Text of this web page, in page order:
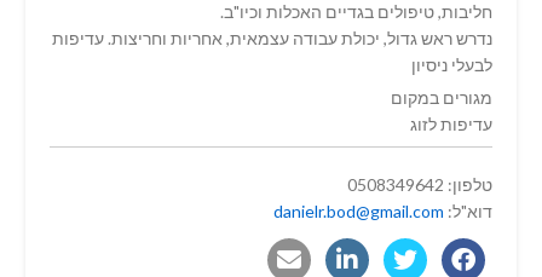
חליבות, טיפולים בגדיים האכלות וכיו"ב.
נדרש ראש גדול, יכולת עבודה עצמאית, אחריות וחריצות. עדיפות
לבעלי ניסיון
מגורים במקום
עדיפות לזוג
טלפון: 0508349642
דוא"ל: danielr.bod@gmail.com